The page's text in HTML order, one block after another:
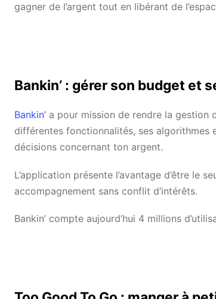
gagner de l’argent tout en libérant de
Bankin’ : gérer son budget et
Bankin’ a pour mission de rendre la gestion
différentes fonctionnalités, ses algorithmes
décisions concernant ton argent.
L’application présente l’avantage d’être le
accompagnement sans conflit d’intérêts.
Bankin’ compte aujourd’hui 4 millions